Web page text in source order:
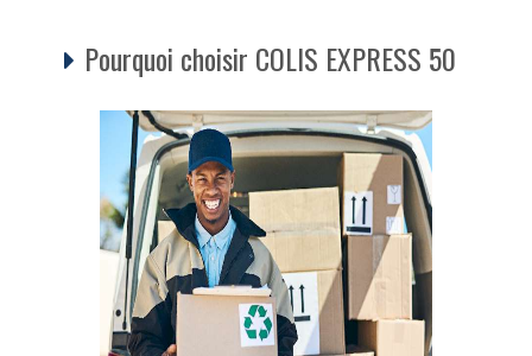
Pourquoi choisir COLIS EXPRESS 50